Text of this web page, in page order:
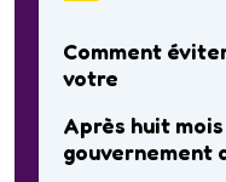
Comment
votre
Après huit
gouvernement